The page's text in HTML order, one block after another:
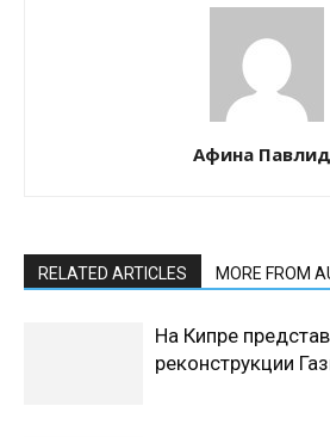
Афина
RELATED ARTICLES MORE FROM
На Кипре
реконструкции